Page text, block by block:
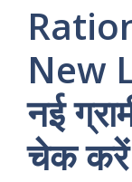
New
नई
चेक करें